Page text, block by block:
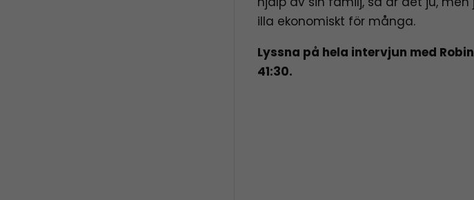
illa ekonomiskt för många.
Lyssna på hela intervjun med
41:30.